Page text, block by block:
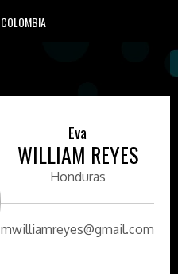
COLOMBIA
Eva
WILLIAM REYES
Honduras
mwilliamreyes@gmail.com